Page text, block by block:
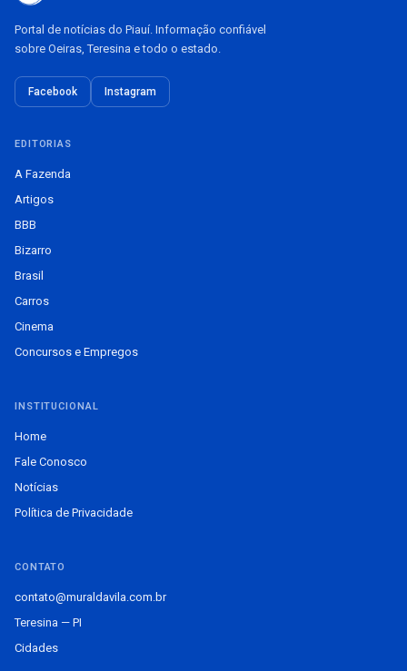
Portal de notícias do Piauí. Informação confiável
sobre Oeiras, Teresina e todo o estado.
Facebook Instagram
EDITORIAS
A Fazenda
Artigos
BBB
Bizarro
Brasil
Carros
Cinema
Concursos e Empregos
INSTITUCIONAL
Home
Fale Conosco
Notícias
Política de Privacidade
CONTATO
contato@muraldavila.com.br
Teresina — PI
Cidades